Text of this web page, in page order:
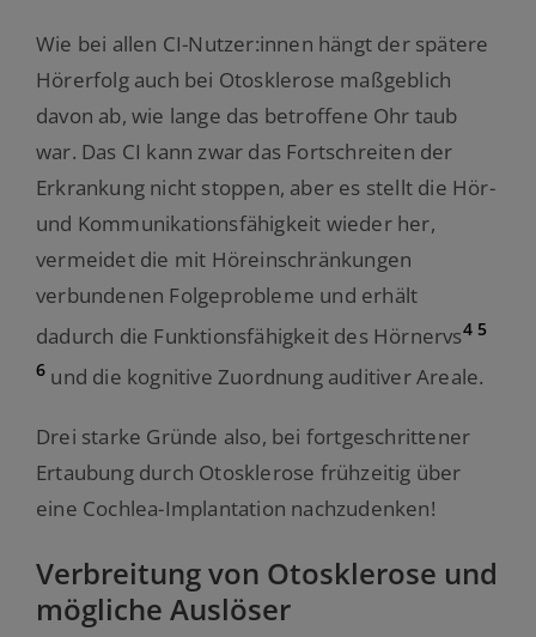
Wie bei allen CI-Nutzer:innen hängt der spätere
Hörerfolg auch bei Otosklerose maßgeblich
davon ab, wie lange das betroffene Ohr taub
war. Das CI kann zwar das Fortschreiten der
Erkrankung nicht stoppen, aber es stellt die Hör-
und Kommunikationsfähigkeit wieder her,
vermeidet die mit Höreinschränkungen
verbundenen Folgeprobleme und erhält
dadurch die Funktionsfähigkeit des Hörnervs4 5
6 und die kognitive Zuordnung auditiver Areale.
Drei starke Gründe also, bei fortgeschrittener
Ertaubung durch Otosklerose frühzeitig über
eine Cochlea-Implantation nachzudenken!
Verbreitung von Otosklerose und
mögliche Auslöser